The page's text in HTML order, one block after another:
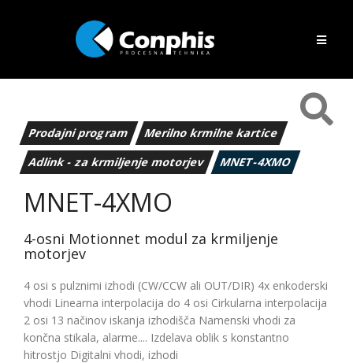
Prodajni program
Merilno krmilne kartice
Adlink - za krmiljenje motorjev
MNET-4XMO
MNET-4XMO
4-osni Motionnet modul za krmiljenje
motorjev
4 osi s pulznimi izhodi (CW/CCW ali OUT/DIR) 4x enkoderski
vhodi Linearna interpolacija do 4 osi Cirkularna interpolacija
2 osi 13 načinov iskanja izhodišča Namenski vhodi za
končna stikala, alarme.... Izdelava oblik s konstantno
hitrostjo Digitalni vhodi, izhodi